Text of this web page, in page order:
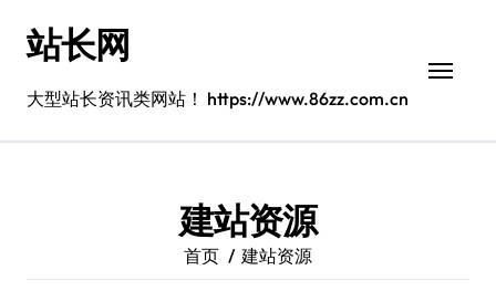
站长网
大型站长资讯类网站！ https://www.86zz.com.cn
建站资源
首页 建站资源